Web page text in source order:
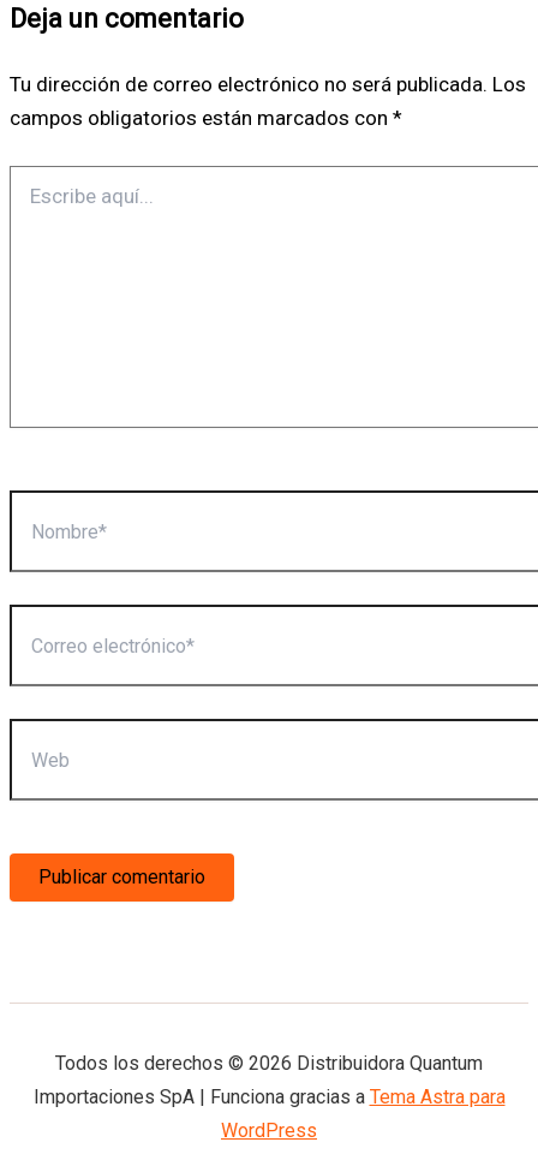
Deja un comentario
Tu dirección de correo electrónico no será publicada. Los
campos obligatorios están marcados con *
aquí...
electrónico*
Todos los derechos © 2026 Distribuidora Quantum
Importaciones SpA | Funciona gracias a Tema Astra para
WordPress